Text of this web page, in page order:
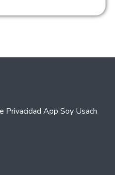
Privacidad App Soy Usach